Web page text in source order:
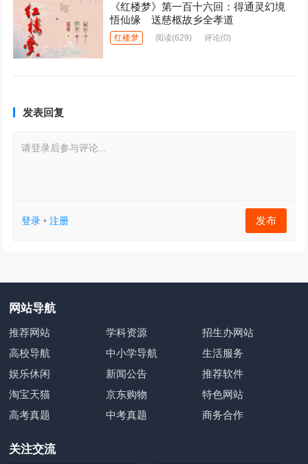
《红楼梦》第一百十六回：得通灵幻境
悟仙缘 送慈柩故乡全孝道
红楼梦 阅读(629) 评论(0)
发表回复
请登录后参与评论...
登录 •注册 发布
网站导航
推荐网站 学科资源
招生办网站
高校导航
中小学导航
生活服务
娱乐休闲
新闻公告
推荐软件
淘宝天猫
京东购物
特色网站
高考真题
中考真题 商务合作
关注交流